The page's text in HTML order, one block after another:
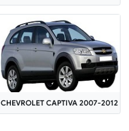
CHEVROLET CAPTIVA 2007-2012